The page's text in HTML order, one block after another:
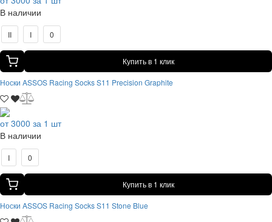
В наличии
II I 0
Купить в 1 клик
Носки ASSOS Racing Socks S11 Precision Graphite
от 3000 за 1 шт
В наличии
I 0
Купить в 1 клик
Носки ASSOS Racing Socks S11 Stone Blue